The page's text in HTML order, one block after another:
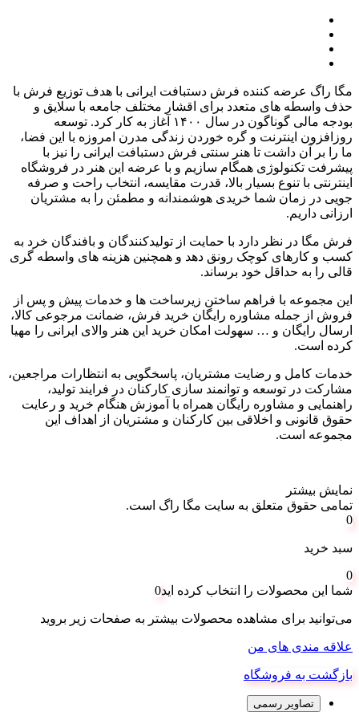
مگا راگ عرضه کننده فرش دستبافت ایرانی با هدف توزیع فرش با
حذف واسطه های متعدد برای اقشار مختلف جامعه با سلایق و
بودجه مالی گوناگون در سال
آغاز به کار کرد. توسعه
روزافزون اینترنت و گره خوردن زندگی مدرن امروزه با این فضا،
ما را بر آن داشت تا هنر سنتی فرش دستبافت ایرانی را نیز با
پیشرفت تکنولوژی همگام سازیم و با عرضه این هنر در فروشگاه
اینترنتی با تنوع بسیار بالا، قدرت مقایسه، انتخاب راحت و صرفه
جویی در زمان شما خریدی هوشمندانه و مطمئن را به مشتریان
ارزانی داریم.
فرش مگا در نظر دارد با حمایت از تولیدکنندگان و بافندگان خرد به
کسب و کارهای کوچک رونق دهد و همچنین هزینه های واسطه گری
قالی را به حداقل خود برساند.
این مجموعه با فراهم ساختن زیرساخت ها و خدمات پیش و پس از
فروش از جمله مشاوره رایگان خرید فرش، ضمانت مرجوعی کالا،
ارسال رایگان و … سهولت امکان خرید این هنر والای ایرانی را مهیا
کرده است.
خدمات کامل و رضایت مشتریان، پاسخگویی به انتظارات مراجعین،
مشارکت در توسعه و توانمند سازی کارکنان در فرایند تولید،
راهنمایی و مشاوره رایگان همراه با آموزش هنگام خرید و رعایت
حقوق قانونی و اخلاقی بین کارکنان و مشتریان از اهداف این
مجموعه است.
نمایش بیشتر
تمامی حقوق متعلق به سایت مگا راگ است.
0
سبد خرید
0
شما این محصولات را انتخاب کرده اید0
می‌توانید برای مشاهده محصولات بیشتر به صفحات زیر بروید
علاقه مندی های من
بازگشت به فروشگاه
تصاویر رسمی